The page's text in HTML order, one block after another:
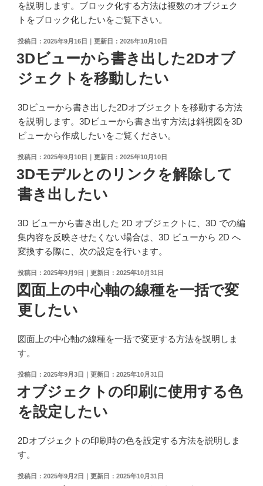
を説明します。ブロック化する方法は複数のオブジェク
トをブロック化したいをご覧下さい。
投
日:
2025年9月16日 2025年10月10日
3Dビューから書き出した2Dオブ
ジェクトを移動したい
3Dビューから書き出した2Dオブジェクトを移動する方法
を説明します。3Dビューから書き出す方法は斜視図を3D
ビューから作成したいをご覧ください。
投
日:
2025年9月10日 2025年10月10日
3Dモデルとのリンクを解除して
書き出したい
3D ビューから書き出した 2D オブジェクトに、3D での編
集内容を反映させたくない場合は、3D ビューから 2D へ
変換する際に、次の設定を行います。
投
稿
日:
2025年9月9日 2025年10月31日
図面上の中心軸の線種を一括で変
更したい
図面上の中心軸の線種を一括で変更する方法を説明しま
す。
投
日:
2025年9月3日 2025年10月31日
オブジェクトの印刷に使用する色
を設定したい
2Dオブジェクトの印刷時の色を設定する方法を説明しま
す。
投
2025年9月2日 2025年10月31日